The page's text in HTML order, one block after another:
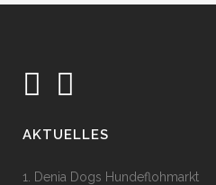
AKTUELLES
1. Denia Dogs Hundeflohmarkt